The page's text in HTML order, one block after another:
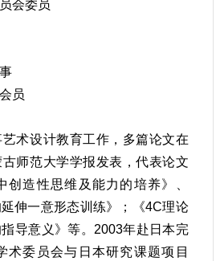
会委员
员
术设计教育工作，多篇论文在
师范大学学报发表，代表论文
创造性思维及能力的培养》、
延伸一意形态训练》；《4C理论
导意义》等。2003年赴日本完
术委员会与日本研究课题项目